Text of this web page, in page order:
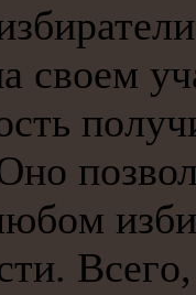
своем